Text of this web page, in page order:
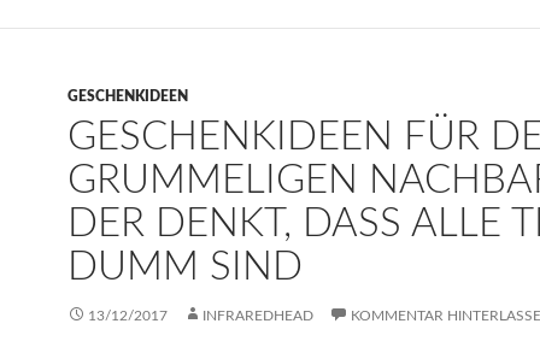
GESCHENKIDEEN
GESCHENKIDEEN FÜR
GRUMMELIGEN
DER DENKT, DASS ALLE
DUMM SIND
13/12/2017 INFRAREDHEAD KOMMENTAR